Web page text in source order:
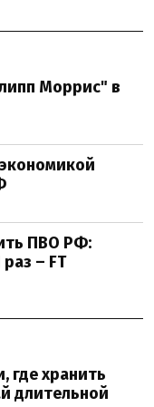
Моррис" в
ПВО РФ:
– FT
где хранить
длительной